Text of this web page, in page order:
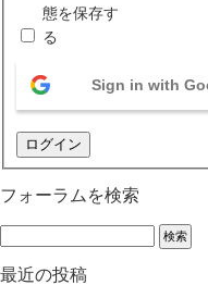
態を保存す
る
Sign in with
ログイン
フォーラムを検索
最近の投稿